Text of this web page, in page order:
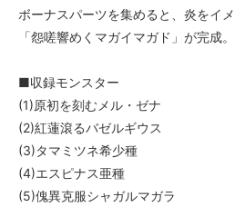
ボーナスパーツを集めると、炎をイ
「怨嗟響めくマガイマガド」が完成。
■収録モンスター
(1)原初を刻むメル・ゼナ
(2)紅蓮滾るバゼルギウス
(3)タマミツネ希少種
(4)エスピナス亜種
(5)傀異克服シャガルマガラ